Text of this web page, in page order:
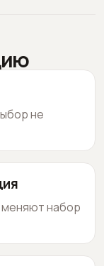
не
меняют набор